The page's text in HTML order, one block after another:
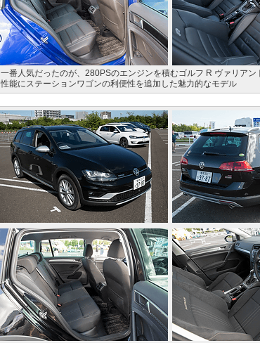
一番人気だったのが、280PSのエンジンを積むゴルフ R ヴァリアン
性能にステーションワゴンの利便性を追加した魅力的なモデル